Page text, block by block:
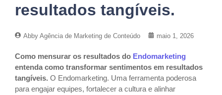
resultados tangíveis.
Abby Agência de Marketing de Conteúdo maio 1, 2026
Como mensurar os resultados do Endomarketing
entenda como transformar sentimentos em resultados
tangíveis. O Endomarketing. Uma ferramenta poderosa
para engajar equipes, fortalecer a cultura e alinhar